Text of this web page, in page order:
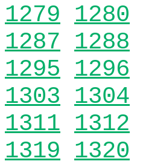
1279 1280
1287 1288
1295 1296
1303 1304
1311 1312
1319 1320